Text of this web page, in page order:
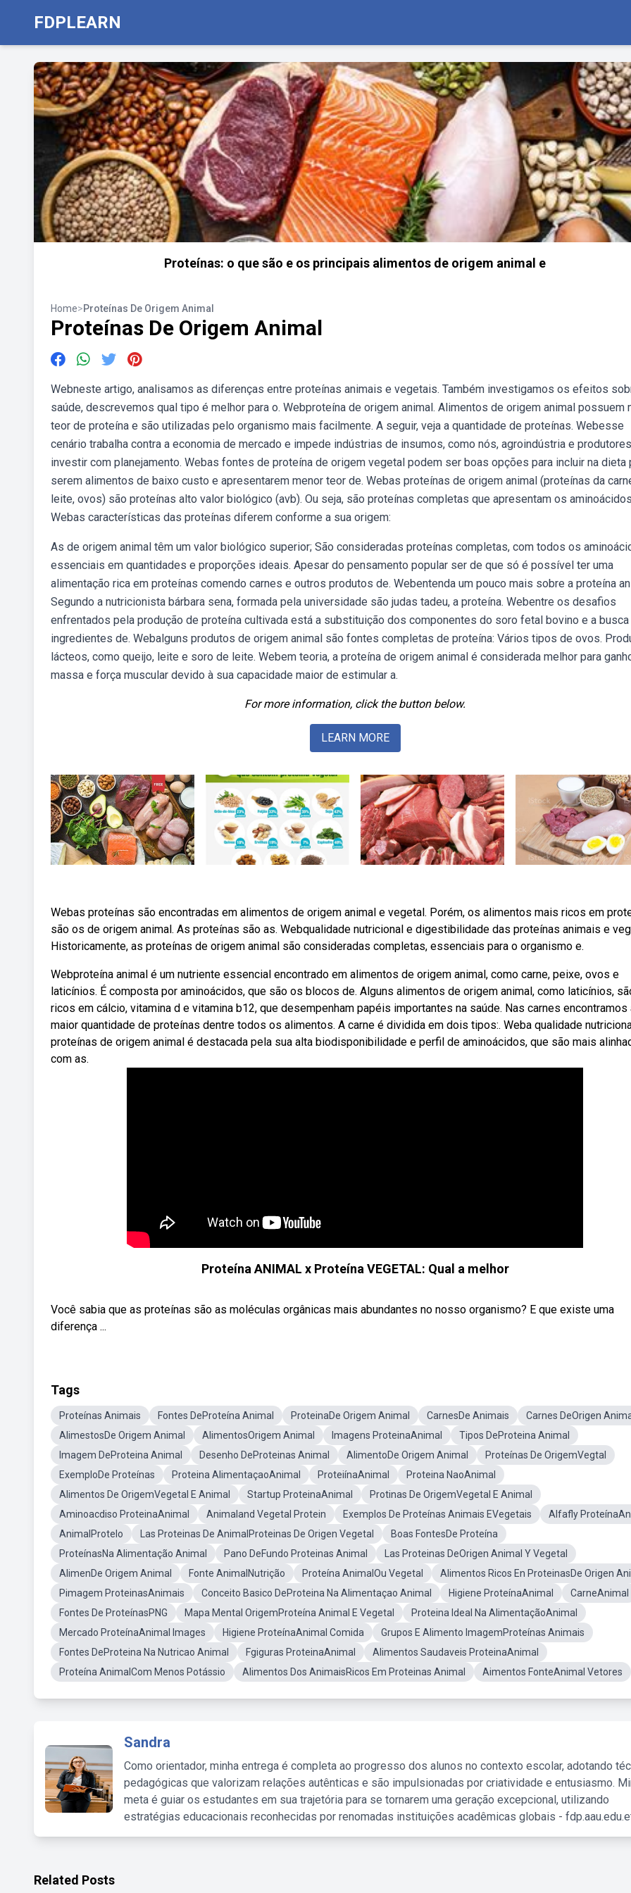
FDPLEARN
Proteínas: o que são e os principais alimentos de origem animal e
Home>Proteínas De Origem Animal
Proteínas De Origem Animal
Webneste artigo, analisamos as diferenças entre proteínas animais e vegetais. Também investigamos os efeitos
saúde, descrevemos qual tipo é melhor para o. Webproteína de origem animal. Alimentos de origem animal possuem
teor de proteína e são utilizadas pelo organismo mais facilmente. A seguir, veja a quantidade de proteínas. Webesse
cenário trabalha contra a economia de mercado e impede indústrias de insumos, como nós, agroindústria e
investir com planejamento. Webas fontes de proteína de origem vegetal podem ser boas opções para incluir na dieta
serem alimentos de baixo custo e apresentarem menor teor de. Webas proteínas de origem animal (proteínas da
leite, ovos) são proteínas alto valor biológico (avb). Ou seja, são proteínas completas que apresentam os
Webas características das proteínas diferem conforme a sua origem:
As de origem animal têm um valor biológico superior; São consideradas proteínas completas, com todos os
essenciais em quantidades e proporções ideais. Apesar do pensamento popular ser de que só é possível ter uma
alimentação rica em proteínas comendo carnes e outros produtos de. Webentenda um pouco mais sobre a proteína
Segundo a nutricionista bárbara sena, formada pela universidade são judas tadeu, a proteína. Webentre os desafios
enfrentados pela produção de proteína cultivada está a substituição dos componentes do soro fetal bovino e a
ingredientes de. Webalguns produtos de origem animal são fontes completas de proteína: Vários tipos de ovos.
lácteos, como queijo, leite e soro de leite. Webem teoria, a proteína de origem animal é considerada melhor para
massa e força muscular devido à sua capacidade maior de estimular a.
For more information, click the button below.
LEARN MORE
Webas proteínas são encontradas em alimentos de origem animal e vegetal. Porém, os alimentos mais ricos em
são os de origem animal. As proteínas são as. Webqualidade nutricional e digestibilidade das proteínas animais e
Historicamente, as proteínas de origem animal são consideradas completas, essenciais para o organismo e.
Webproteína animal é um nutriente essencial encontrado em alimentos de origem animal, como carne, peixe, ovos e
laticínios. É composta por aminoácidos, que são os blocos de. Alguns alimentos de origem animal, como laticínios,
ricos em cálcio, vitamina d e vitamina b12, que desempenham papéis importantes na saúde. Nas carnes encontramos
maior quantidade de proteínas dentre todos os alimentos. A carne é dividida em dois tipos:. Weba qualidade
proteínas de origem animal é destacada pela sua alta biodisponibilidade e perfil de aminoácidos, que são mais
com as.
Proteína ANIMAL x Proteína VEGETAL: Qual a melhor
Você sabia que as proteínas são as moléculas orgânicas mais abundantes no nosso organismo? E que existe uma
diferença ...
Tags
Proteínas Animais Fontes DeProteína Animal ProteinaDe Origem Animal CarnesDe Animais
Carnes DeOrigen
AlimestosDe Origem Animal
AlimentosOrigem Animal Imagens ProteinaAnimal
Tipos DeProteina Animal
Imagem DeProteina Animal
Desenho DeProteinas Animal AlimentoDe Origem Animal
Proteínas De OrigemVegtal
ExemploDe Proteínas
Proteina AlimentaçaoAnimal ProteiínaAnimal
Proteina NaoAnimal
Alimentos De OrigemVegetal E Animal
Startup ProteinaAnimal
Protinas De OrigemVegetal E Animal
Aminoacdiso ProteinaAnimal
Animaland Vegetal Protein Exemplos De Proteínas Animais EVegetais
Alfafly
AnimalProtelo
Las Proteinas De AnimalProteinas De Origen Vegetal
Boas FontesDe Proteína
ProteínasNa Alimentação Animal
Pano DeFundo Proteinas Animal
Las Proteinas DeOrigen Animal Y Vegetal
AlimenDe Origem Animal
Fonte AnimalNutrição Proteína AnimalOu Vegetal
Alimentos Ricos En ProteinasDe Origen
Pimagem ProteinasAnimais
Conceito Basico DeProteina Na Alimentaçao Animal Higiene ProteínaAnimal
CarneAnimal
Fontes De ProteínasPNG
Mapa Mental OrigemProteína Animal E Vegetal
Proteina Ideal Na AlimentaçãoAnimal
Mercado ProteínaAnimal Images
Higiene ProteínaAnimal Comida
Grupos E Alimento ImagemProteínas Animais
Fontes DeProteina Na Nutricao Animal
Fgiguras ProteinaAnimal
Alimentos Saudaveis ProteinaAnimal
Proteína AnimalCom Menos Potássio
Alimentos Dos AnimaisRicos Em Proteinas Animal Aimentos FonteAnimal Vetores
Sandra
Como orientador, minha entrega é completa ao progresso dos alunos no contexto escolar, adotando
pedagógicas que valorizam relações autênticas e são impulsionadas por criatividade e entusiasmo.
meta é guiar os estudantes em sua trajetória para se tornarem uma geração excepcional, utilizando
estratégias educacionais reconhecidas por renomadas instituições acadêmicas globais -
Related Posts